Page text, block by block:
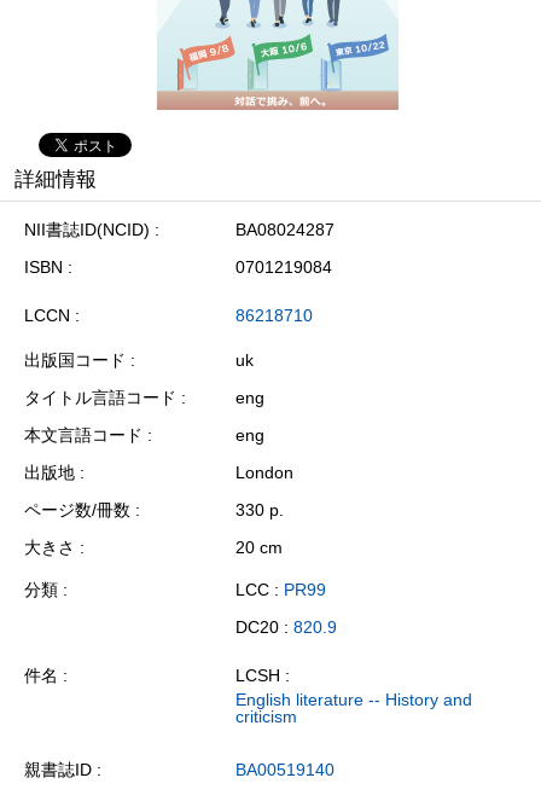
詳細情報
NII書誌ID(NCID)
BA08024287
ISBN
0701219084
LCCN 86218710
出版国コード
uk
タイトル言語コード
eng
本文言語コード
eng
出版地
London
ページ数/冊数
330 p.
大きさ
20 cm
分類 LCC : PR99
DC20 : 820.9
件名
LCSH :
English literature -- History and
criticism
親書誌ID BA00519140